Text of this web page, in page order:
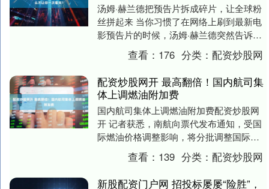
汤姆·赫兰德把预告片拆成碎片，让全球粉
丝拼起来 当你习惯了在网络上刷到最新电
影预告片的时候，汤姆·赫兰德突然告诉
你：这一次，预告片不会一次性放出来。
《蜘蛛侠：....
查看： 176 分类：配资炒股网
配资炒股网开 最高翻倍！国内航司集
体上调燃油附加费
国内航司集体上调燃油附加费配资炒股网
开 记者获悉，南航向票代发布通知，受国
际燃油价格调整影响，将分批调整国际航
班燃油附加费，其中中国到东南亚上调100
元，中国到....
查看： 139 分类：配资炒股网
新股配资门户网 招投标屡屡“险胜”，